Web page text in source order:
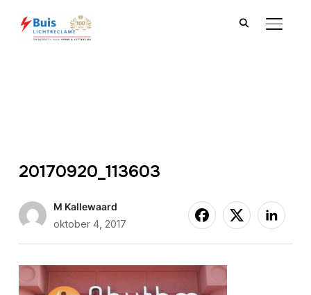
20170920_113603
M Kallewaard
oktober 4, 2017